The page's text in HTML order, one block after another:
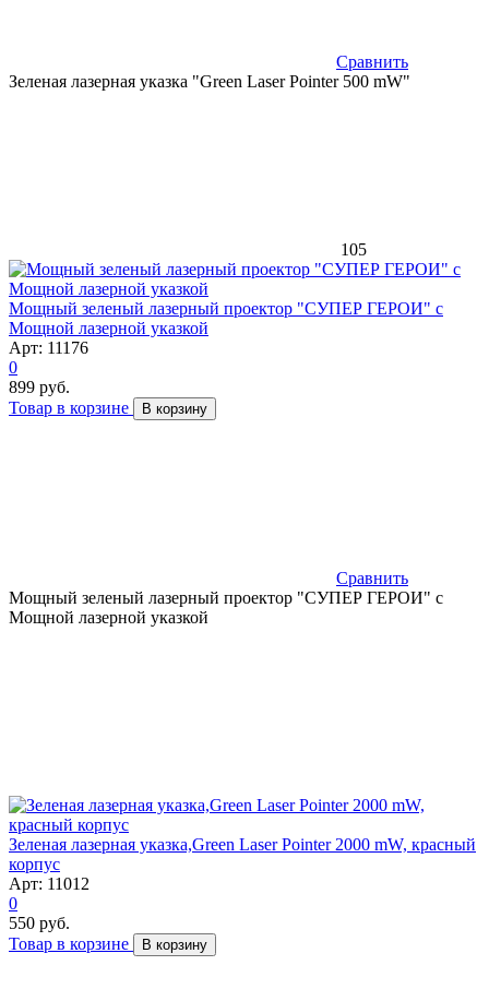
Сравнить
Зеленая лазерная указка "Green Laser Pointer 500 mW"
105
Мощный зеленый лазерный проектор "СУПЕР ГЕРОИ" с
Мощной лазерной указкой
Арт: 11176
0
899 руб.
Товар в корзине
В корзину
Сравнить
Мощный зеленый лазерный проектор "СУПЕР ГЕРОИ" с
Мощной лазерной указкой
Зеленая лазерная указка,Green Laser Pointer 2000 mW, красный
корпус
Арт: 11012
0
550 руб.
Товар в корзине
В корзину